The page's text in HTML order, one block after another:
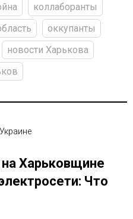
коллаборанты
оккупанты
новости Харькова
Харьковщине
Что